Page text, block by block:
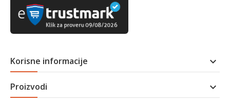
Korisne informacije 
Proizvodi 